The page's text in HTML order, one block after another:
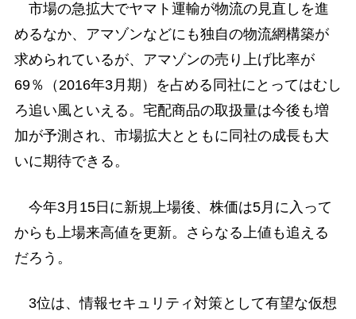
市場の急拡大でヤマト運輸が物流の見直しを進
めるなか、アマゾンなどにも独自の物流網構築が
求められているが、アマゾンの売り上げ比率が
69％（2016年3月期）を占める同社にとってはむし
ろ追い風といえる。宅配商品の取扱量は今後も増
加が予測され、市場拡大とともに同社の成長も大
いに期待できる。
今年3月15日に新規上場後、株価は5月に入って
からも上場来高値を更新。さらなる上値も追える
だろう。
3位は、情報セキュリティ対策として有望な仮想